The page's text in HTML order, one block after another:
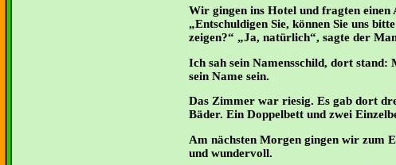
Wir gingen ins Hotel und fragten einen
Entschuldigen Sie, können Sie uns
zeigen?“ „Ja, natürlich“, sagte der
Ich sah sein Namensschild, dort stand:
sein Name sein.
Das Zimmer war riesig. Es gab dort
Bäder. Ein Doppelbett und zwei
Am nächsten Morgen gingen wir zum
und wundervoll.